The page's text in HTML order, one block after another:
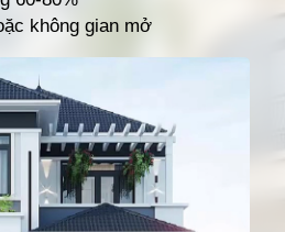
không gian mở